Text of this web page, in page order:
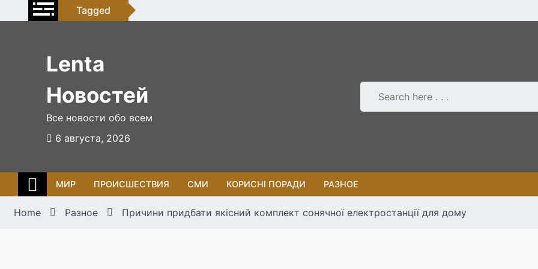
to
Tagged
Lenta
Новостей
Все новости обо всем
6 августа, 2026
МИР ПРОИСШЕСТВИЯ СМИ КОРИСНІ ПОРАДИ РАЗНОЕ
Home Разное Причини придбати якісний комплект сонячної електростанції для дому